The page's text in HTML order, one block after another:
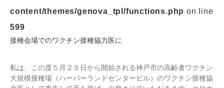
content/themes/genova_tpl/functions.php on line
599
接種会場でのワクチン接種協力医に
私は、この度５月２５日から開始される神戸市の高齢者ワクチン
大規模接種場（ハーバーランドセンタービル）のワクチン接種協